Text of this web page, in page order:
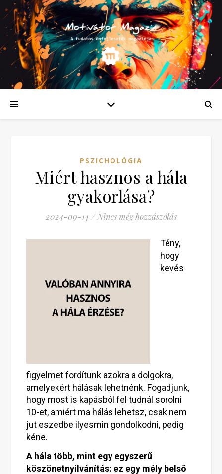
PSZICHOLÓGIA
Miért hasznos a hála
gyakorlása?
2024-09-14 / Nincs még hozzászólás
Tény,
hogy
kevés
figyelmet fordítunk azokra a dolgokra,
amelyekért hálásak lehetnénk. Fogadjunk,
hogy most is kapásból fel tudnál sorolni
10-et, amiért ma hálás lehetsz, csak nem
jut eszedbe ilyesmin gondolkodni, pedig
kéne.
A hála több, mint egy egyszerű
köszönetnyilvánítás: ez egy mély belső